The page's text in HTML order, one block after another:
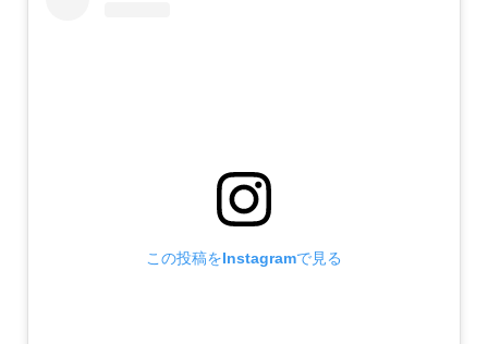
この投稿をInstagramで見る